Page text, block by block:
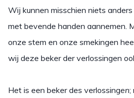
Wij kunnen misschien niets
met bevende handen aannemen.
onze stem en onze smekingen
wij deze beker der verlossingen
Het is een beker des verlossingen;